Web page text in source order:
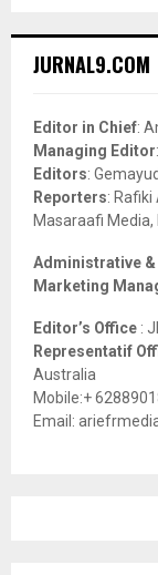
h
o
r
:
JURNAL9.COM
Editor in Chief:
Managing Editor
Editors:
Reporters:
Masaraafi Media,
Administrative
Marketing
Editor’s Office :
Representatif
Australia
Mobile:+
Email: